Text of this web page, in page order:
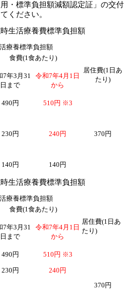
・標準負担額減額認定証」の交付
ください。
生活療養費標準負担額
療養標準負担額
食費(1食あたり)
居住費(1日あ
たり)
7年3月31
日まで
令和7年4月1日
から
490円 510円 ※3
370円
230円
240円
140円 140円
生活療養費標準負担額
療養標準負担額
食費(1食あたり)
居住費(1日あ
たり)
7年3月31
日まで
令和7年4月1日
から
490円 510円 ※3
370円
230円 240円